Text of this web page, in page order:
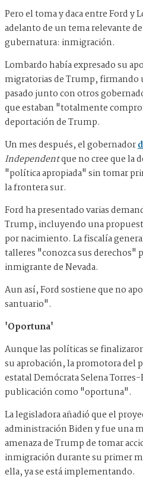
Pero el toma y daca entre Ford y
adelanto de un tema relevante
gubernatura: inmigración.
Lombardo había expresado su
migratorias de Trump, firmando
pasado junto con otros
que estaban "totalmente
deportación de Trump.
Un mes después, el gobernador
Independentque no cree que la
"política apropiada" sin tomar
la frontera sur.
Ford ha presentado varias
Trump, incluyendo una
por nacimiento. La fiscalía
talleres "conozca sus derechos"
inmigrante de Nevada.
Aun así, Ford sostiene que no
santuario".
'Oportuna'
Aunque las políticas se
su aprobación, la promotora del
estatal Demócrata Selena
publicación como "oportuna".
La legisladora añadió que el
administración Biden y fue una
amenaza de Trump de tomar
inmigración durante su primer
ella, ya se está implementando.